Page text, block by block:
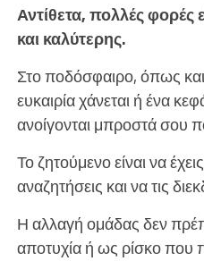
Αντίθετα, πολλές φορές
και καλύτερης.
Στο ποδόσφαιρο, όπως
ευκαιρία χάνεται ή ένα
ανοίγονται μπροστά σου
Το ζητούμενο είναι να
αναζητήσεις και να τις
Η αλλαγή ομάδας δεν
αποτυχία ή ως ρίσκο που